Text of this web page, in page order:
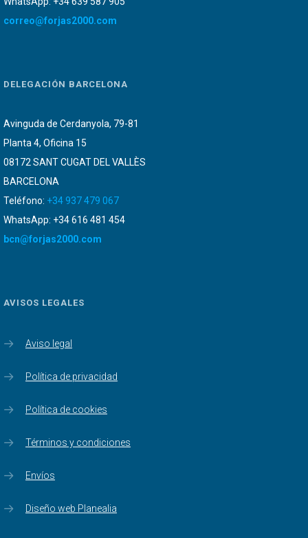
correo@forjas2000.com
DELEGACIÓN BARCELONA
Avinguda de Cerdanyola, 79-81
Planta 4, Oficina 15
08172 SANT CUGAT DEL VALLÈS
BARCELONA
Teléfono: +34 937 479 067
WhatsApp: +34 616 481 454
bcn@forjas2000.com
AVISOS LEGALES
Aviso legal
Política de privacidad
Política de cookies
Términos y condiciones
Envíos
Diseño web Planealia